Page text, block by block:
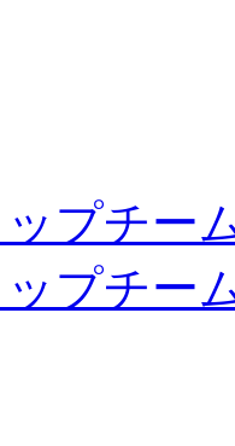
ップチー
ップチー